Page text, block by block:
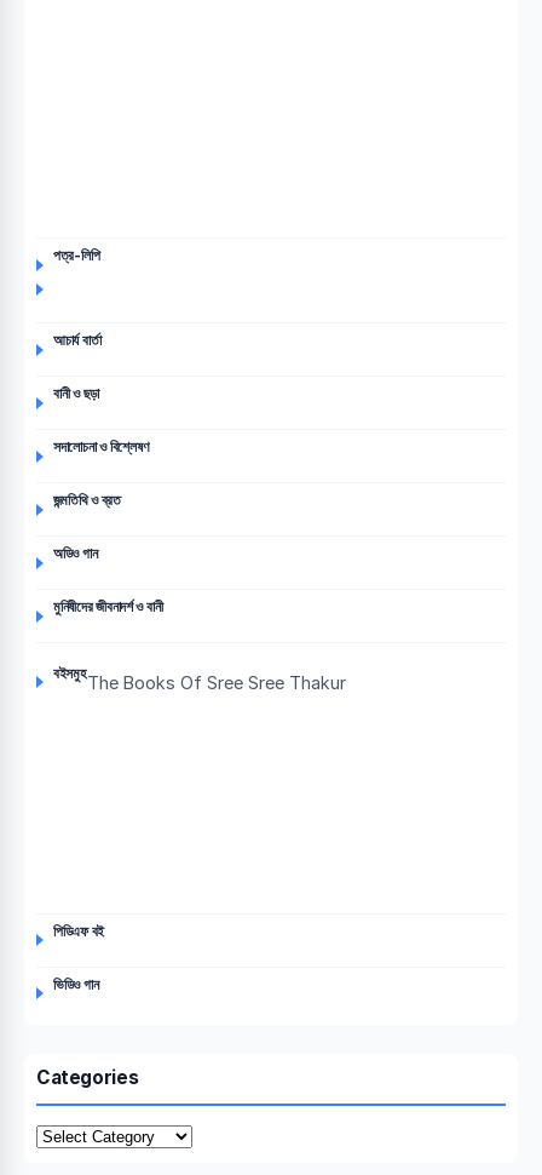
পত্র-লিপি
আচার্য বার্তা
বানী ও ছড়া
সদালোচনা ও বিশ্লেষণ
জন্মতিথি ও ব্রত
অডিও গান
মুনিষীদের জীবনাদর্শ ও বানী
বইসমুহThe Books Of Sree Sree Thakur
পিডিএফ বই
ভিডিও গান
Categories
Categories